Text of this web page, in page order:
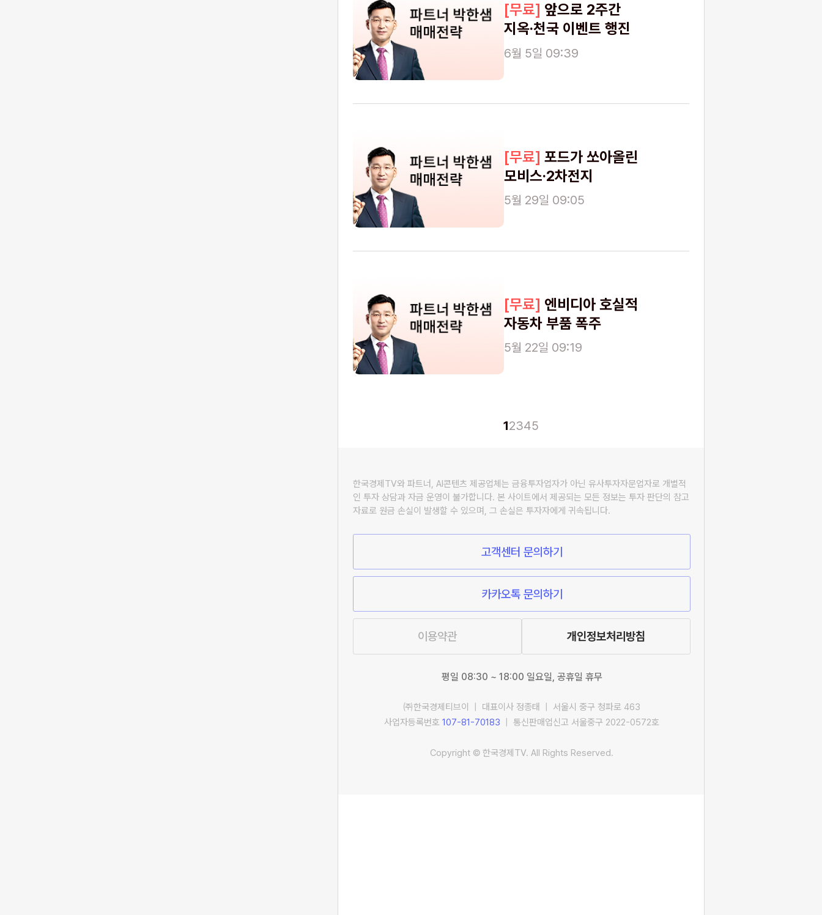
앞으로 2주간
지옥·천국 이벤트 행진
6월 5일 09:39
포드가 쏘아올린
모비스·2차전지
5월 29일 09:05
엔비디아 호실적
자동차 부품 폭주
5월 22일 09:19
12345
한국경제TV와 파트너, AI콘텐츠 제공업체는 금융투자업자가 아닌 유사투자자문업자로 개별적
인 투자 상담과 자금 운영이 불가합니다. 본 사이트에서 제공되는 모든 정보는 투자 판단의 참고
자료로 원금 손실이 발생할 수 있으며, 그 손실은 투자자에게 귀속됩니다.
고객센터 문의하기
카카오톡 문의하기
이용약관 개인정보처리방침
평일 08:30 ~ 18:00 일요일, 공휴일 휴무
㈜한국경제티브이 | 대표이사 정종태 | 서울시 중구 청파로 463
사업자등록번호 107-81-70183 | 통신판매업신고 서울중구 2022-0572호
Copyright © 한국경제TV. All Rights Reserved.